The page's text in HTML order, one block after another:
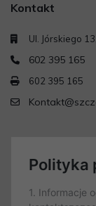
Kontakt
Ul. Jórskiego
602 395 165
602 395 165